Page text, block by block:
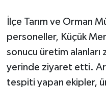
İlçe Tarım ve Orman
personeller, Küçük
sonucu üretim
yerinde ziyaret etti.
tespiti yapan ekipler,